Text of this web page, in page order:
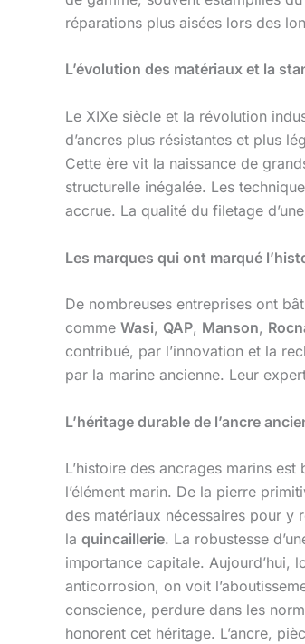
réparations plus aisées lors des
L’évolution des matériaux et la
Le XIXe siècle et la révolution
d’ancres plus résistantes et plus
Cette ère vit la naissance de
structurelle inégalée. Les
accrue. La qualité du filetage d’une
Les marques qui ont marqué
De nombreuses entreprises ont
comme Wasi, QAP, Manson,
contribué, par l’innovation et la
par la marine ancienne. Leur
L’héritage durable de l’ancre
L’histoire des ancrages marins
l’élément marin. De la pierre
des matériaux nécessaires pour y
la quincaillerie. La robustesse
importance capitale. Aujourd’hui,
anticorrosion, on voit
conscience, perdure dans les
honorent cet héritage. L’ancre,